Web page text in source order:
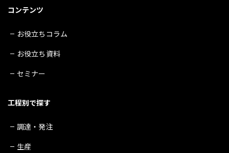
コンテンツ
お役立ちコラム
お役立ち資料
セミナー
工程別で探す
調達・発注
生産